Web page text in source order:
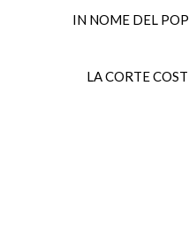
IN NOME DEL
LA CORTE